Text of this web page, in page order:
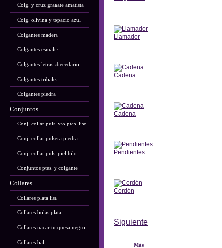
Colg. y cruz granate amatista
Colg. olivina y topacio azul
Colgantes madera
Colgantes esmalte
Colgantes letras abecedario
Colgantes tribales
Colgantes piedra
Conjuntos
Conj. collar puls. y/o ptes. liso
Conj. collar pulsera piedra
Conj. collar puls. piel hilo
Conjuntos ptes. y colgante
Collares
Collares plata lisa
Collares bolas plata
Collares nacar turquesa negro
Collares bali
Llamador
Cadena
Cadena
Pendientes
Cordón
Siguiente
Más